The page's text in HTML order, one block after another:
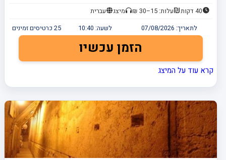
40 דקות עלות: 15–30 ₪ מיצג
עברית
לתאריך: 07/08/2026 לשעה: 10:40
25 כרטיסים זמינים
הזמן עכשיו
קרא עוד על המיצג